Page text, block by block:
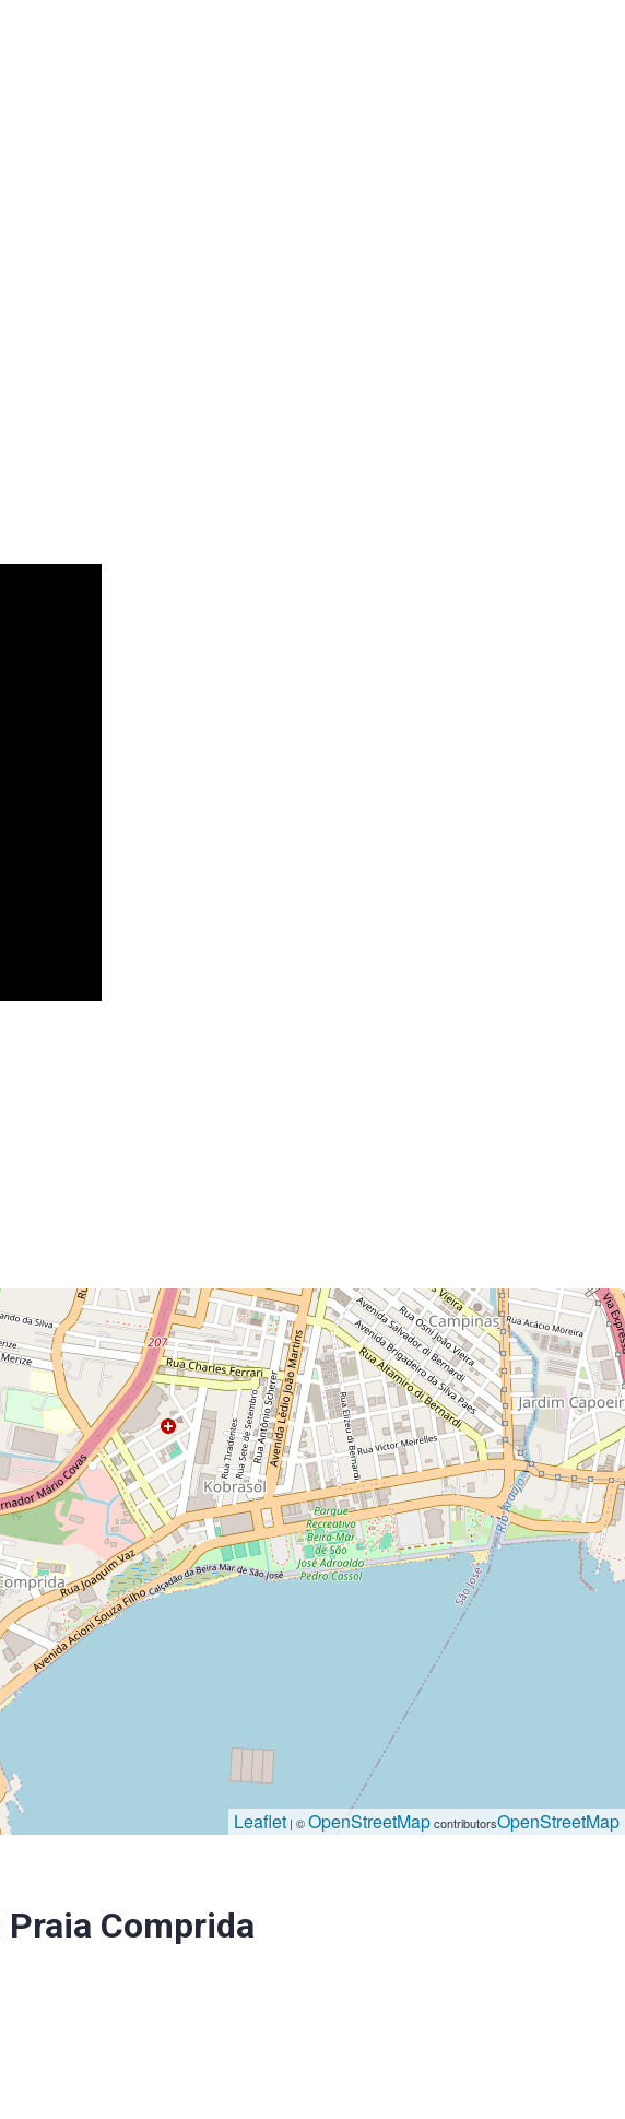
Leaflet | ©OpenStreetMapcontributorsOpenStreetMap
Praia Comprida